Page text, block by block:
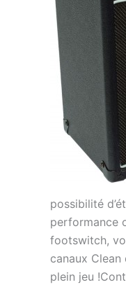
possibilité
performance
footswitch,
canaux
plein jeu